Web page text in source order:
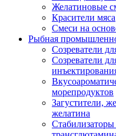
Желатиновые
Красители мяса
Смеси на
Рыбная
Созреватели
Созреватели
морепродуктов
Загустители,
желатина